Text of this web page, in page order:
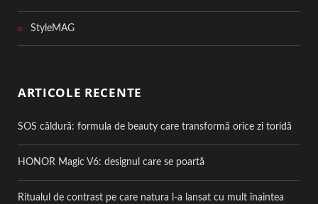
StyleMAG
ARTICOLE RECENTE
SOS căldură: formula de beauty care transformă orice zi toridă
HONOR Magic V6: designul care se poartă
Ritualul de contrast pe care natura l-a lansat cu mult înaintea